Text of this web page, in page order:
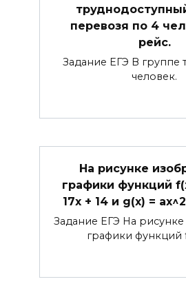
перевозя по 4
рейс.
Задание ЕГЭ В группе
человек.
На рисунке
графики функций
17x + 14 и g(x) =
Задание ЕГЭ На
графики функций